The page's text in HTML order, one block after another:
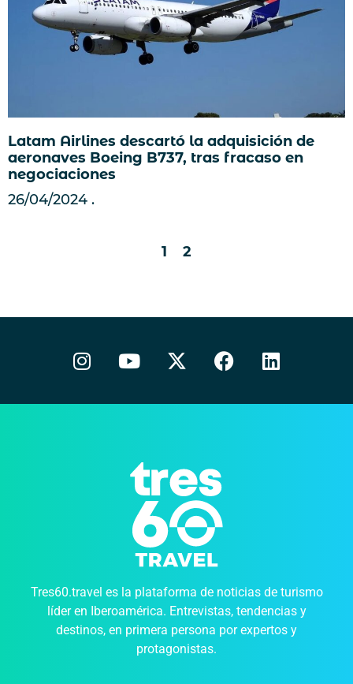
Latam Airlines descartó la adquisición de
aeronaves Boeing B737, tras fracaso en
negociaciones
26/04/2024
1 2
Tres60.travel es la plataforma de noticias de turismo
líder en Iberoamérica. Entrevistas, tendencias y
destinos, en primera persona por expertos y
protagonistas.